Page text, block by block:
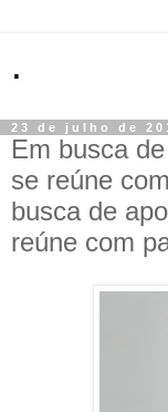
.
23 de julho de
Em busca
se reúne
busca de
reúne com